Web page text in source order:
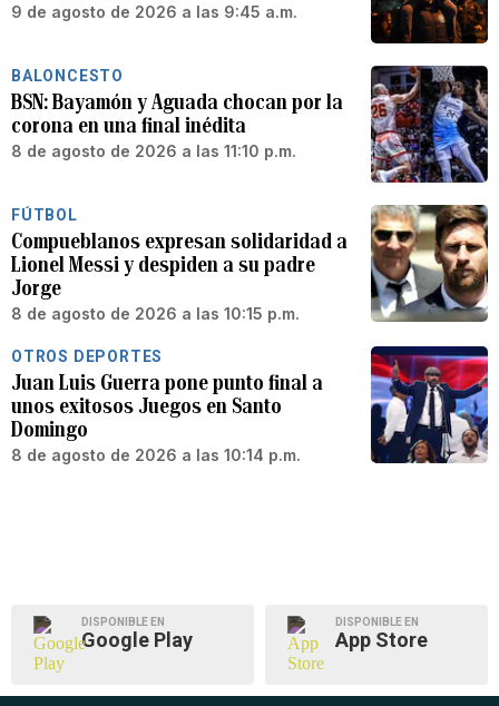
9 de agosto de 2026 a las 9:45 a.m.
BALONCESTO
BSN: Bayamón y Aguada chocan por la
corona en una final inédita
8 de agosto de 2026 a las 11:10 p.m.
FÚTBOL
Compueblanos expresan solidaridad a
Lionel Messi y despiden a su padre
Jorge
8 de agosto de 2026 a las 10:15 p.m.
OTROS DEPORTES
Juan Luis Guerra pone punto final a
unos exitosos Juegos en Santo
Domingo
8 de agosto de 2026 a las 10:14 p.m.
DISPONIBLE EN
Google Play
DISPONIBLE EN
App Store